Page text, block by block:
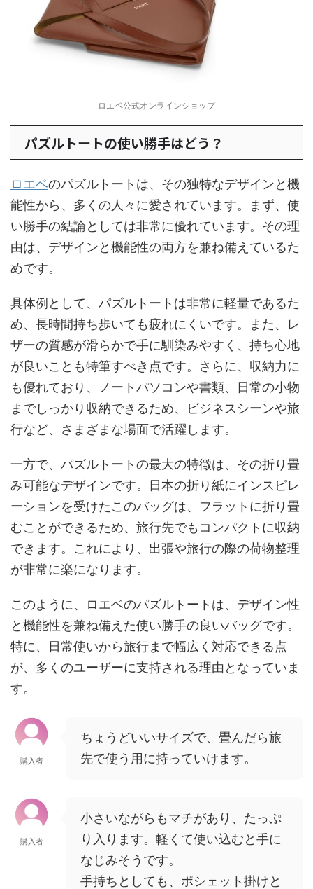
ロエベ公式オンラインショップ
パズルトートの使い勝手はどう？
ロエベのパズルトートは、その独特なデザインと機
能性から、多くの人々に愛されています。まず、使
い勝手の結論としては非常に優れています。その理
由は、デザインと機能性の両方を兼ね備えているた
めです。
具体例として、パズルトートは非常に軽量であるた
め、長時間持ち歩いても疲れにくいです。また、レ
ザーの質感が滑らかで手に馴染みやすく、持ち心地
が良いことも特筆すべき点です。さらに、収納力に
も優れており、ノートパソコンや書類、日常の小物
までしっかり収納できるため、ビジネスシーンや旅
行など、さまざまな場面で活躍します。
一方で、パズルトートの最大の特徴は、その折り畳
み可能なデザインです。日本の折り紙にインスピレ
ーションを受けたこのバッグは、フラットに折り畳
むことができるため、旅行先でもコンパクトに収納
できます。これにより、出張や旅行の際の荷物整理
が非常に楽になります。
このように、ロエベのパズルトートは、デザイン性
と機能性を兼ね備えた使い勝手の良いバッグです。
特に、日常使いから旅行まで幅広く対応できる点
が、多くのユーザーに支持される理由となっていま
す。
購入者
ちょうどいいサイズで、畳んだら旅
先で使う用に持っていけます。
購入者
小さいながらもマチがあり、たっぷ
り入ります。軽くて使い込むと手に
なじみそうです。
手持ちとしても、ポシェット掛けと